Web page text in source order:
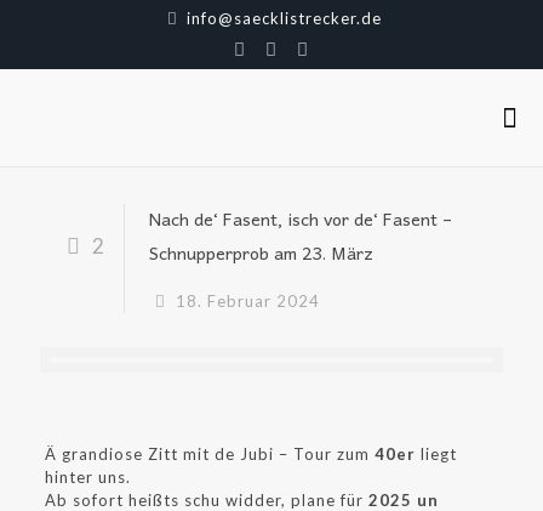
info@saecklistrecker.de
2
Nach de‘ Fasent, isch vor de‘ Fasent –
Schnupperprob am 23. März
18. Februar 2024
Ä grandiose Zitt mit de Jubi – Tour zum 40er liegt
hinter uns.
Ab sofort heißts schu widder, plane für 2025 un